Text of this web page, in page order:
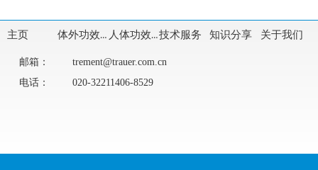
主页 体外功效评价 人体功效评价技术服务 知识分享 关于我们
邮箱：
trement@trauer.com.cn
电话：
020-32211406-8529